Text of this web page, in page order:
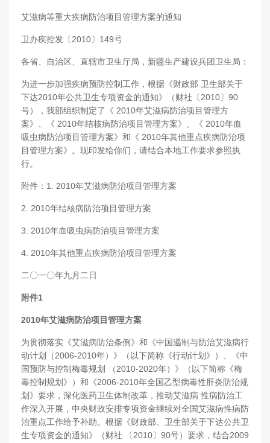
艾滋病等重大疾病防治项目管理方案的通知
卫办疾控发〔2010〕149号
各省、自治区、直辖市卫生厅局，新疆生产建设兵团卫生局：
为进一步加强疾病预防控制工作，根据《财政部 卫生部关于
下达2010年公共卫生专项资金的通知》（财社〔2010〕90
号），我部组织制定了《 2010年艾滋病防治项目管理方
案》、《 2010年结核病防治项目管理方案》、《 2010年血
吸虫病防治项目管理方案》和《 2010年其他重点疾病防治项
目管理方案》。现印发给你们，请结合本地工作要求参照执
行。
附件：1. 2010年艾滋病防治项目管理方案
2. 2010年结核病防治项目管理方案
3. 2010年血吸虫病防治项目管理方案
4. 2010年其他重点疾病防治项目管理方案
二〇一〇年九月二日
附件1
2010年艾滋病防治项目管理方案
为贯彻落实《艾滋病防治条例》和《中国遏制与防治艾滋病行
动计划（2006-2010年）》（以下简称《行动计划》）、《中
国预防与控制梅毒规划 （2010-2020年）》（以下简称《梅
毒控制规划》）和《2006-2010年全国乙型病毒性肝炎防治规
划》要求，深化医药卫生体制改革，推动艾滋病 性病防治工
作深入开展，中央财政安排专项资金继续对全国艾滋病性病防
治重点工作给予补助。根据《财政部、卫生部关于下达公共卫
生专项资金的通知》（财社 〔2010〕90号）要求，结合2009